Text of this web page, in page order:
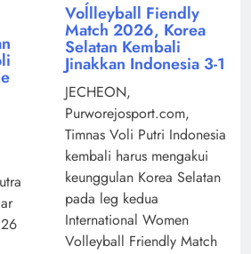
Voĺlleyball Fiendly
Match 2026, Korea
Selatan Kembali
Jinakkan Indonesia 3-1
JECHEON,
Purworejosport.com,
Timnas Voli Putri Indonesia
kembali harus mengakui
keunggulan Korea Selatan
pada leg kedua
International Women
Volleyball Friendly Match